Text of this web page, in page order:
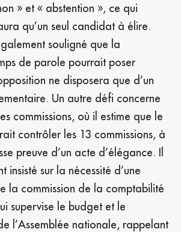
» et « abstention », ce qui
qu’un seul candidat à élire.
souligné que la
de parole pourrait poser
ne disposera que d’un
Un autre défi concerne
commissions, où il estime que le
contrôler les 13 commissions, à
preuve d’un acte d’élégance. Il
insisté sur la nécessité d’une
la commission de la comptabilité
supervise le budget et le
l’Assemblée nationale, rappelant